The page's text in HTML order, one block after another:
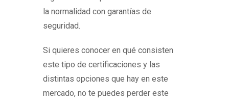
la normalidad con garantías de
seguridad.
Si quieres conocer en qué consisten
este tipo de certificaciones y las
distintas opciones que hay en este
mercado, no te puedes perder este